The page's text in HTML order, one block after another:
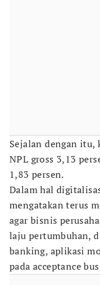
Sejalan dengan itu,
NPL gross 3,13
1,83 persen.
Dalam hal
mengatakan terus
agar bisnis
laju pertumbuhan,
banking, aplikasi
pada acceptance